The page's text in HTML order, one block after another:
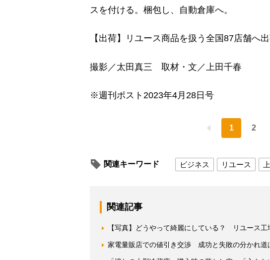
スを付ける。梱包し、自動倉庫へ。
【出荷】リユース商品を扱う全国87店舗へ出
撮影／太田真三 取材・文／上田千春
※週刊ポスト2023年4月28日号
1 2
関連キーワード ビジネス リユース
関連記事
【写真】どうやって綺麗にしている？ リユース工
家電量販店での値引き交渉 成功と失敗の分かれ道